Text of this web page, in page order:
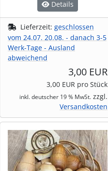
Details
Lieferzeit: geschlossen
vom 24.07. 20.08. - danach 3-5
Werk-Tage - Ausland
abweichend
3,00 EUR
3,00 EUR pro Stück
inkl. deutscher 19 % MwSt. zzgl.
Versandkosten